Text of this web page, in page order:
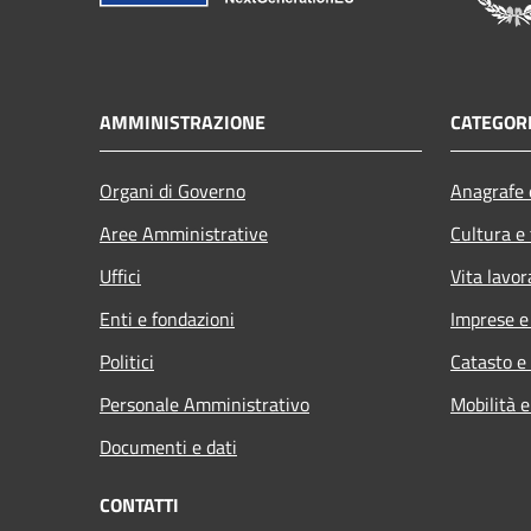
AMMINISTRAZIONE
Organi di Governo
Aree Amministrative
Uffici
Enti e fondazioni
Politici
Personale Amministrativo
Documenti e dati
Cultura
Vita
Imprese
Catasto
Mobilità
CONTATTI